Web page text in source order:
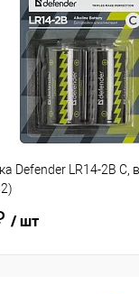
Defender LR14-2B C,
/ шт